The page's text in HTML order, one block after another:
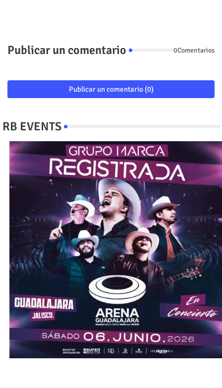
Publicar un comentario 0Comentarios
Publicar un comentario (0)
RB EVENTS